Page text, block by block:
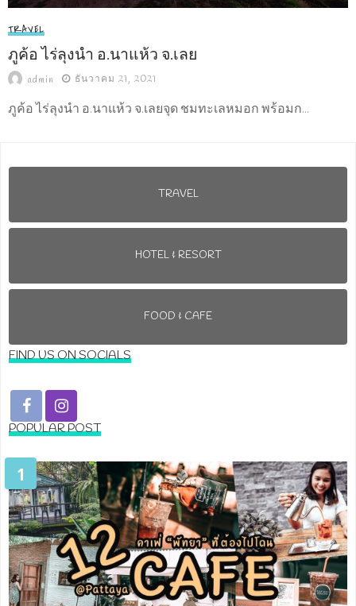
TRAVEL
ภูค้อ ไร่ลุงนำ อ.นาแห้ว จ.เลย
admin ธันวาคม 21, 2021
ภูค้อ ไร่ลุงนำ อ.นาแห้ว จ.เลยจุด ชมทะเลหมอก พร้อมก...
TRAVEL
HOTEL & RESORT
FOOD & CAFE
FIND US ON SOCIALS
POPULAR POST
1